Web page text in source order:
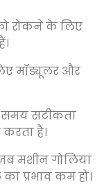
रोकने के लिए
मॉड्यूलर और
सटीकता
है।
जब मशीन गोलियां
प्रभाव कम हो।